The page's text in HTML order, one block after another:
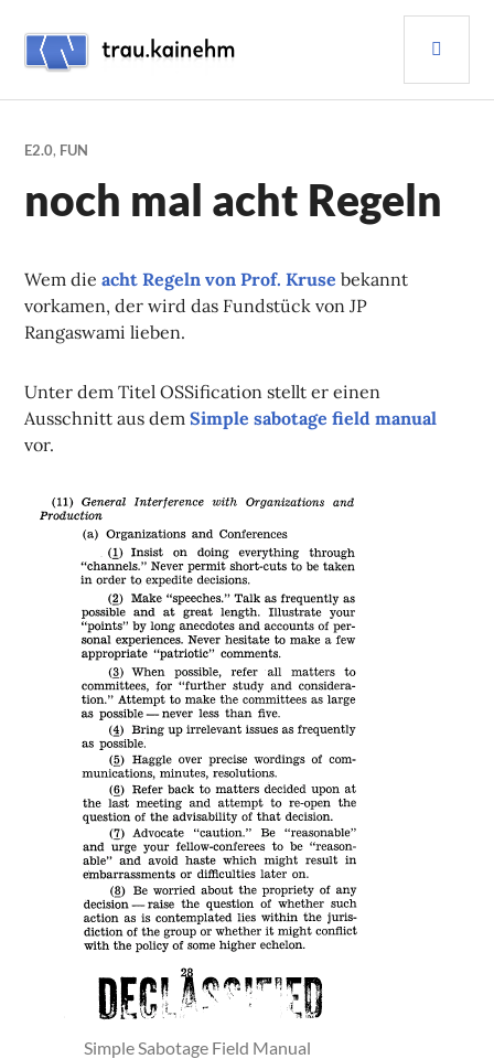
content
TRAU.KAINEHM
E2.0, FUN
noch mal acht Regeln
Wem die acht Regeln von Prof. Kruse bekannt
vorkamen, der wird das Fundstück von JP
Rangaswami lieben.
Unter dem Titel OSSification stellt er einen
Ausschnitt aus demSimple sabotage field manual
vor.
Simple Sabotage Field Manual